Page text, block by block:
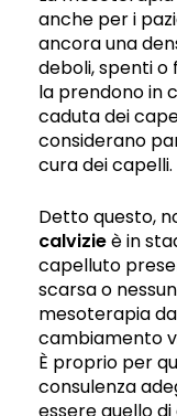
anche per i
ancora una
deboli, spenti o
la prendono in
caduta dei
considerano
cura dei capelli.
Detto questo,
calvizieè in
capelluto
scarsa o
mesoterapia
cambiamento
È proprio per
consulenza